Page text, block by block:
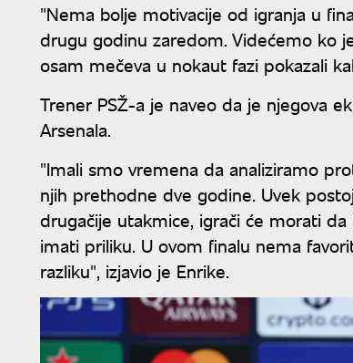
"Nema bolje motivacije od igranja u
drugu godinu zaredom. Videćemo ko
osam mečeva u nokaut fazi pokazali
Trener PSŽ-a je naveo da je njegova
Arsenala.
"Imali smo vremena da analiziramo
njih prethodne dve godine. Uvek
drugačije utakmice, igrači će morati
imati priliku. U ovom finalu nema
razliku", izjavio je Enrike.